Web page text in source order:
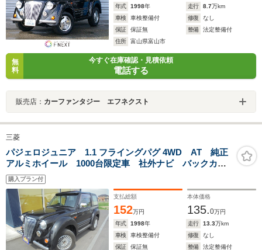
年式
1998年 走行 8.7万km
車検
車検整備付 修復
なし
保証
保証無 整備
法定整備付
住所
富山県富山市
無
料
今すぐ在庫確認・見積依頼
電話する
販売店： カーファンタジー エフネクスト
三菱
パジェロジュニア 1.1 フライングパグ 4WD AT 純正
アルミホイール 1000台限定車 社外ナビ バックカメ
ラ キーレス レザーシート 木目調パネル Fドラレ
コ ETC タイミングベルト交換済 ステッカー有 ア
イライン
購入プラン付
支払総額
152万円
本体価格
135.0万円
年式
1998年 走行 13.3万km
車検
車検整備付 修復
なし
保証
保証無 整備
法定整備付